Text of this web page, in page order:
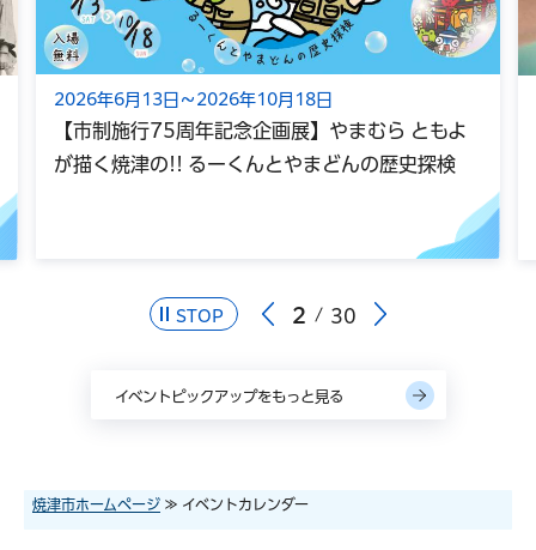
STOP 2 30
2026年6月13日～2026年10月18日
【市制施行75周年記念企画展】やまむら ともよ
が描く焼津の!! るーくんとやまどんの歴史探検
イベントピックアップをもっと見る
焼津市ホームページ ≫ イベントカレンダー